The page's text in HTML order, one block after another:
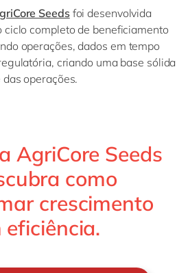
Seedsfoi desenvolvida
ciclo completo de beneficiamento
operações, dados em tempo
criando uma base sólida
operações.
AgriCore Seeds
como
crescimento
eficiência.